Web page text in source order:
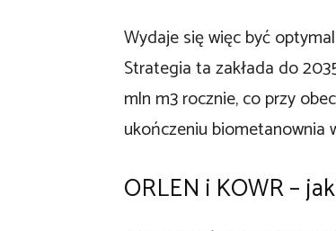
Wydaje się więc być
Strategia ta zakłada do
mln m3 rocznie, co przy
ukończeniu biometanownia
ORLEN i KOWR –